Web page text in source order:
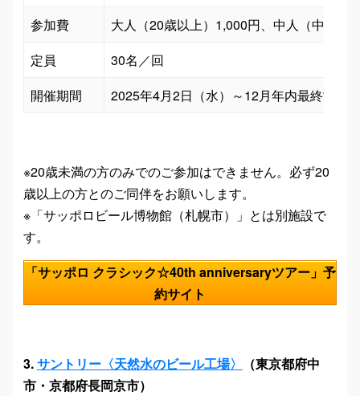
参加費
大人（20歳以上）1,000円、中人（中学生
定員
30名／回
開催期間
2025年4月2日（水）～12月年内最終営業
※20歳未満の方のみでのご参加はできません。必ず20
歳以上の方とのご同伴をお願いします。
※「サッポロビール博物館（札幌市）」とは別施設で
す。
「サッポロ クラシック☆40th anniversaryツアー」予
約サイト
3.サントリー〈天然水のビール工場〉
（東京都府中
市・京都府長岡京市）